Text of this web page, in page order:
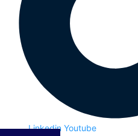
Linkedin Youtube